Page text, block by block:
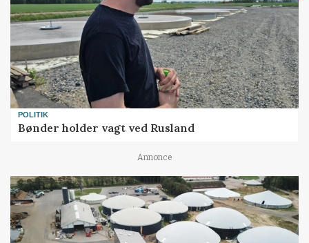
POLITIK
Bønder holder vagt ved Rusland
Annonce